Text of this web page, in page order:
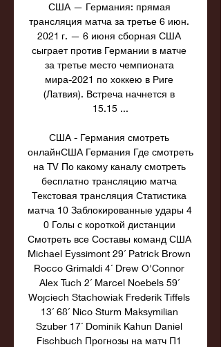
США — Германия: прямая
трансляция матча за третье 6 июн.
2021 г. — 6 июня сборная США
сыграет против Германии в матче
за третье место чемпионата
мира-2021 по хоккею в Риге
(Латвия). Встреча начнется в
15.15 ...
США - Германия смотреть
онлайнСША Германия Где смотреть
на TV По какому каналу смотреть
бесплатно трансляцию матча
Текстовая трансляция Статистика
матча 10 Заблокированные удары 4
0 Голы с короткой дистанции
Смотреть все Составы команд США
Michael Eyssimont 29´ Patrick Brown
Rocco Grimaldi 4´ Drew O'Connor
Alex Tuch 2´ Marcel Noebels 59´
Wojciech Stachowiak Frederik Tiffels
13´ 68´ Nico Sturm Maksymilian
Szuber 17´ Dominik Kahun Daniel
Fischbuch Прогнозы на матч П1